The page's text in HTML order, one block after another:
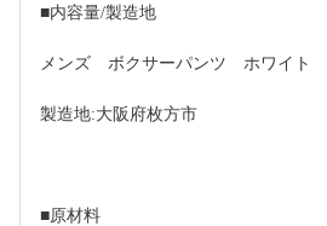
■内容量/製造地
メンズ　ボクサーパンツ　ホワイト
製造地:大阪府枚方市
■原材料